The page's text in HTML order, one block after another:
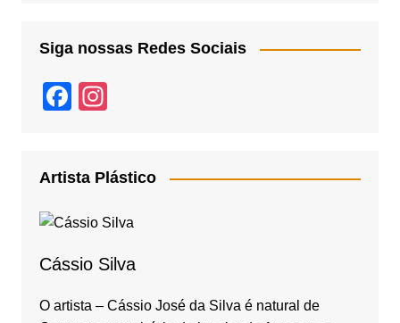
Siga nossas Redes Sociais
F
e
o
k
gr
a
Artista Plástico
Cássio Silva
O artista – Cássio José da Silva é natural de